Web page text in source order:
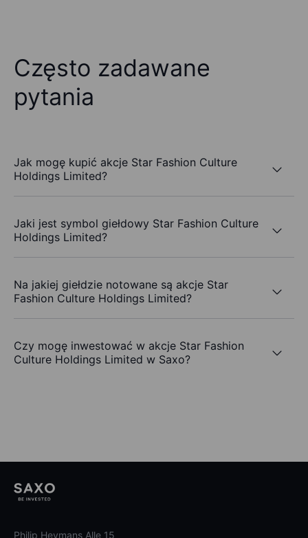
Często zadawane
pytania
Jak mogę kupić akcje Star Fashion Culture
Holdings Limited?
Jaki jest symbol giełdowy Star Fashion Culture
Holdings Limited?
Na jakiej giełdzie notowane są akcje Star
Fashion Culture Holdings Limited?
Czy mogę inwestować w akcje Star Fashion
Culture Holdings Limited w Saxo?
Philip Heymans Alle 15